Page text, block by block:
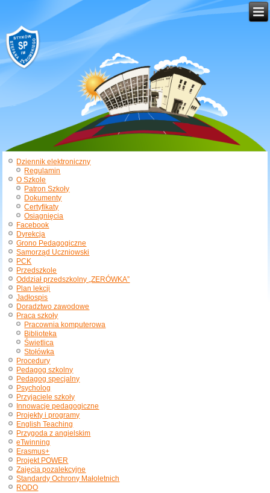
Dziennik elektroniczny
Regulamin
O Szkole
Patron Szkoły
Dokumenty
Certyfikaty
Osiągnięcia
Facebook
Dyrekcja
Grono Pedagogiczne
Samorząd Uczniowski
PCK
Przedszkole
Oddział przedszkolny „ZERÓWKA”
Plan lekcji
Jadłospis
Doradztwo zawodowe
Praca szkoły
Pracownia komputerowa
Biblioteka
Świetlica
Stołówka
Procedury
Pedagog szkolny
Pedagog specjalny
Psycholog
Przyjaciele szkoły
Innowacje pedagogiczne
Projekty i programy
English Teaching
Przygoda z angielskim
eTwinning
Erasmus+
Projekt POWER
Zajęcia pozalekcyjne
Standardy Ochrony Małoletnich
RODO